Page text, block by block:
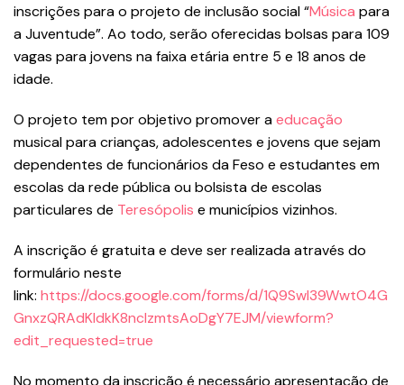
inscrições para o projeto de inclusão social “Música para
a Juventude”. Ao todo, serão oferecidas bolsas para 109
vagas para jovens na faixa etária entre 5 e 18 anos de
idade.
O projeto tem por objetivo promover aeducação
musical para crianças, adolescentes e jovens que sejam
dependentes de funcionários da Feso e estudantes em
escolas da rede pública ou bolsista de escolas
particulares de Teresópolis e municípios vizinhos.
A inscrição é gratuita e deve ser realizada através do
formulário neste
link: https://docs.google.com/forms/d/1Q9Swl39WwtO4G
GnxzQRAdKIdkK8ncIzmtsAoDgY7EJM/viewform?
edit_requested=true
No momento da inscrição é necessário apresentação de